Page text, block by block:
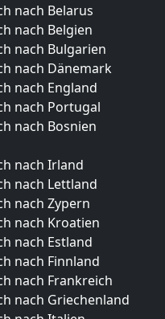
nach Belarus
nach Belgien
nach Bulgarien
nach Dänemark
nach England
nach Portugal
nach Bosnien
nach Irland
nach Lettland
nach Zypern
nach Kroatien
nach Estland
nach Finnland
nach Frankreich
nach Griechenland